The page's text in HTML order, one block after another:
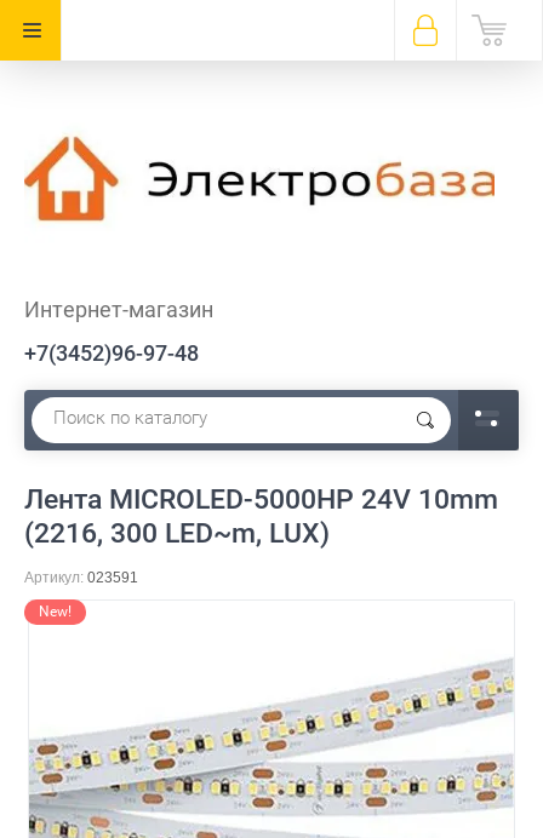
Интернет-магазин
+7(3452)96-97-48
Лента MICROLED-5000HP 24V 10mm
(2216, 300 LED~m, LUX)
Артикул: 023591
New!